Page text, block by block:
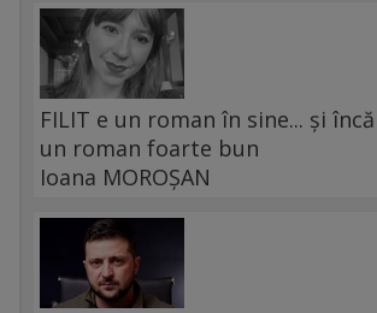
FILIT e un roman în sine... și încă
un roman foarte bun
Ioana MOROȘAN